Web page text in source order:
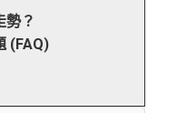
勢？
(FAQ)